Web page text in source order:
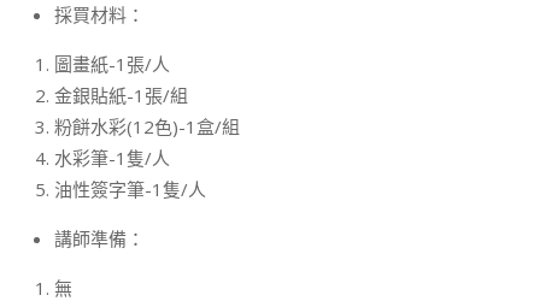
採買材料：
圖畫紙-1張/人
金銀貼紙-1張/組
粉餅水彩(12色)-1盒/組
水彩筆-1隻/人
油性簽字筆-1隻/人
講師準備：
無